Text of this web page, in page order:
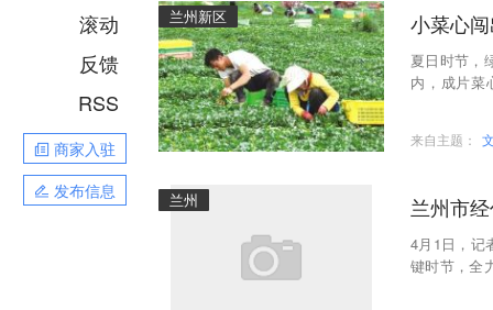
滚动
反馈
RSS
商家入驻
发布信息
兰州新区
夏日时节，
内，成片菜
来自主题：
兰州 兰州市
4月1日，记
键时节，全